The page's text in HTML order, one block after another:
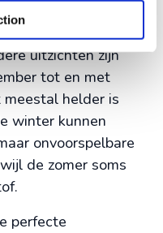
de bergen.
uitzichten zijn
tot en met
helder is
winter kunnen
onvoorspelbare
de zomer soms
perfecte